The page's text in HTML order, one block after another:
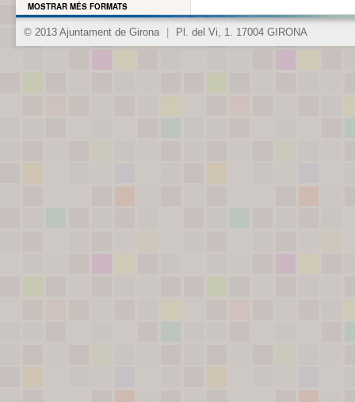
MOSTRAR MÉS FORMATS
© 2013 Ajuntament de Girona Pl. del Vi, 1. 17004 GIRONA